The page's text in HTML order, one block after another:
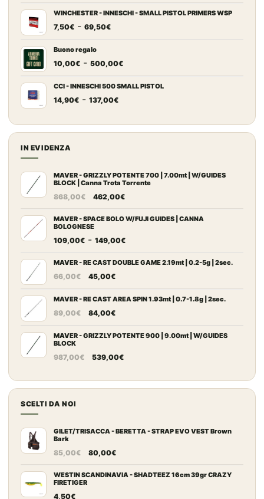
prezzo:
da
67,00€
WINCHESTER - INNESCHI - SMALL PISTOL PRIMERS WSP
7,50€ - 69,50€Fascia
da
a
69,50€
Buono regalo
10,00€ - 500,00€Fascia
prezzo:
a
500,00€
CCI - INNESCHI 500 SMALL PISTOL
14,90€ - 137,00€Fascia
prezzo:
da
137,00€
IN EVIDENZA
MAVER - GRIZZLY POTENTE 700 | 7.00mt | W/GUIDES
BLOCK | Canna Trota Torrente
868,00€
Il
originale
era:
868,00€.
462,00€Il
attuale
462,00€.
MAVER - SPACE BOLO W/FUJI GUIDES | CANNA
BOLOGNESE
109,00€ - 149,00€Fascia
prezzo:
a
MAVER - RE CAST DOUBLE GAME 2.19mt | 0.2-5g | 2sec.
66,00€
Il
originale
era:
45,00€Il
attuale
è:
MAVER - RE CAST AREA SPIN 1.93mt | 0.7-1.8g | 2sec.
89,00€
Il
originale
89,00€.
84,00€Il
attuale
84,00€.
MAVER - GRIZZLY POTENTE 900 | 9.00mt | W/GUIDES
BLOCK
987,00€
Il
originale
539,00€Il
attuale
SCELTI DA NOI
GILET/TRISACCA - BERETTA - STRAP EVO VEST Brown
Bark
85,00€
Il
originale
80,00€Il
attuale
WESTIN SCANDINAVIA - SHADTEEZ 16cm 39gr CRAZY
FIRETIGER
4,50€